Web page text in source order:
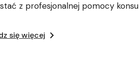
z profesjonalnej pomocy
się więcej